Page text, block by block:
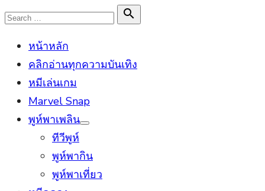
Skip
content
Search

Search
หน้าหลัก
คลิกอ่านทุกความบันเทิง
หมีเล่นเกม
Marvel Snap
พูห์พาเพลิน
Show
ทีวีพูห์
พูห์พากิน
พูห์พาเที่ยว